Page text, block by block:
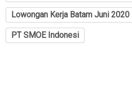
Lowongan Kerja Batam Juni 2020
PT SMOE Indonesi